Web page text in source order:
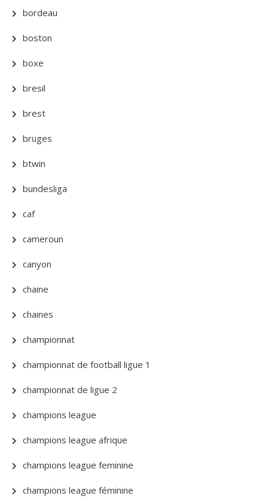
bordeau
boston
boxe
bresil
brest
bruges
btwin
bundesliga
caf
cameroun
canyon
chaine
chaines
championnat
championnat de football ligue 1
championnat de ligue 2
champions league
champions league afrique
champions league feminine
champions league féminine